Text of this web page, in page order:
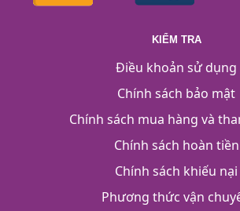
KIỂM TRA
Điều khoản sử dụng
Chính sách bảo mật
Chính sách mua hàng và
Chính sách hoàn tiền
Chính sách khiếu nại
Phương thức vận